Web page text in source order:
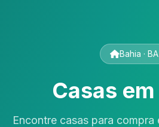
Bahia · BA
Casas
Encontre casas para compra